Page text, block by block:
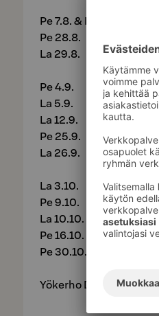
Pe 7.8. & La 8.8.
Pe 28.8.
La 29.8.
Pe 4.9.
La 5.9.
La 12.9.
Pe 25.9.
La 26.9.
La 3.10.
Pe 9.10.
La 10.10.
Pe 16.10. & La 17.10.
Pe 30.10. & La 31.10.
Yökerho Doriksesta